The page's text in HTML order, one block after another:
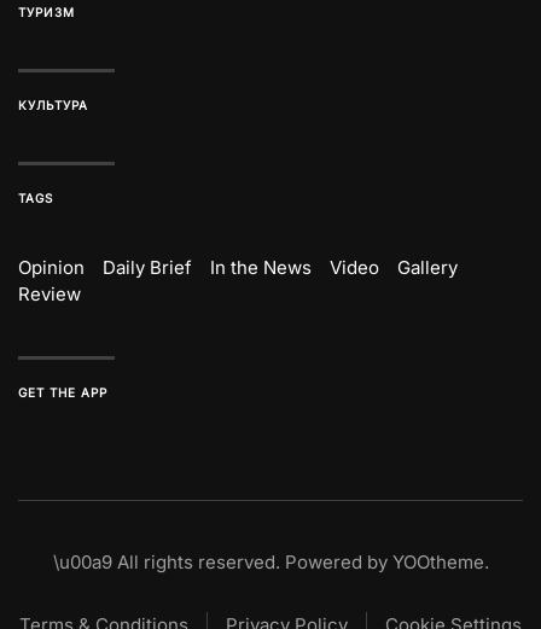
ТУРИЗМ
КУЛЬТУРА
TAGS
Opinion Daily Brief In the News Video
Gallery
Review
GET THE APP
\u00a9 All rights reserved. Powered by YOOtheme.